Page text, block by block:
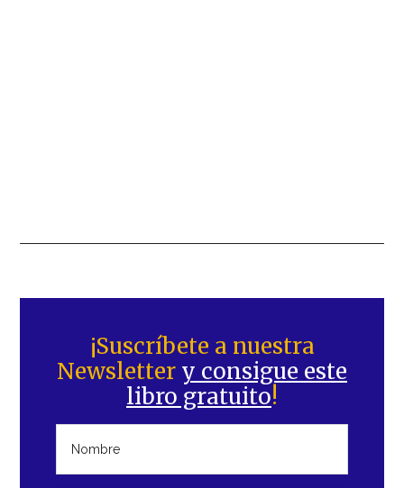
lateral
principal
¡Suscríbete a nuestra
Newsletter y consigue este
libro gratuito!